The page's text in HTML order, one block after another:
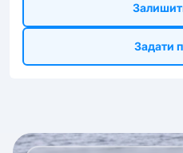
Задати